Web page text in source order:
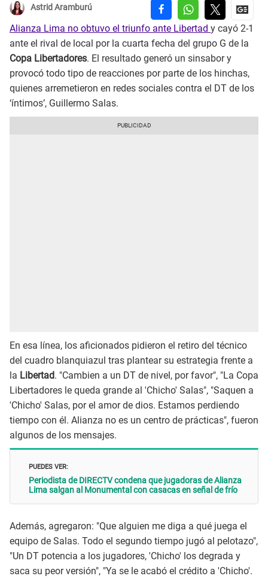
Astrid Aramburú
Alianza Lima no obtuvo el triunfo ante Libertad y cayó 2-1
ante el rival de local por la cuarta fecha del grupo G de la
Copa Libertadores. El resultado generó un sinsabor y
provocó todo tipo de reacciones por parte de los hinchas,
quienes arremetieron en redes sociales contra el DT de los
‘íntimos’, Guillermo Salas.
En esa línea, los aficionados pidieron el retiro del técnico
del cuadro blanquiazul tras plantear su estrategia frente a
la Libertad. "Cambien a un DT de nivel, por favor", "La Copa
Libertadores le queda grande al 'Chicho' Salas", "Saquen a
'Chicho' Salas, por el amor de dios. Estamos perdiendo
tiempo con él. Alianza no es un centro de prácticas", fueron
algunos de los mensajes.
PUEDES VER:
Periodista de DIRECTV condena que jugadoras de Alianza
Lima salgan al Monumental con casacas en señal de frío
Además, agregaron: "Que alguien me diga a qué juega el
equipo de Salas. Todo el segundo tiempo jugó al pelotazo",
"Un DT potencia a los jugadores, 'Chicho' los degrada y
saca su peor versión", "Ya se le acabó el crédito a 'Chicho'.